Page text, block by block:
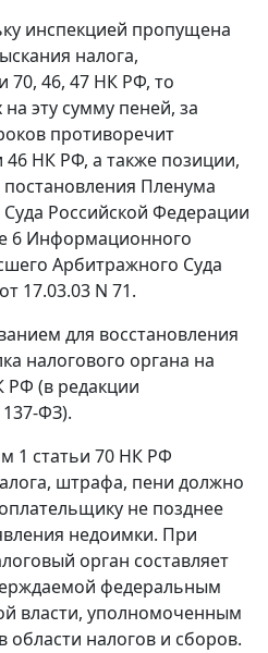
инспекцией пропущена
налога,
70, 46, 47 НК РФ, то
эту сумму пеней, за
противоречит
46 НК РФ, а также позиции,
постановления Пленума
Российской Федерации
6 Информационного
Арбитражного Суда
17.03.03 N 71.
для восстановления
налогового органа на
РФ (в редакции
ФЗ).
1 статьи 70 НК РФ
штрафа, пени должно
не позднее
недоимки. При
орган составляет
федеральным
власти, уполномоченным
области налогов и сборов.